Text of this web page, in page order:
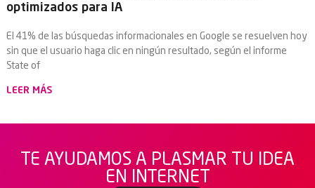
optimizados para IA
El 41% de las búsquedas informacionales en Google se resuelven hoy
sin que el usuario haga clic en ningún resultado, según el informe
State of
LEER MÁS
TE AYUDAMOS A PLASMAR TU IDEA
EN INTERNET